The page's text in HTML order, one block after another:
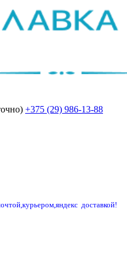
+375 (29) 986-13-88
курьером,яндекс доставкой!